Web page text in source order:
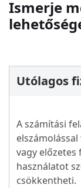
Ismerje
Utólagos
A számítási
vagy előzetes
használatot
csökkentheti.